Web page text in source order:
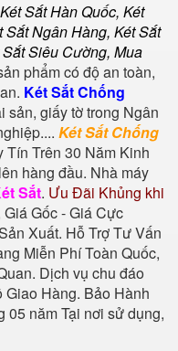
Két Sắt Hàn Quốc, Két
Sắt Ngân Hàng, Két Sắt
Sắt Siêu Cường, Mua
phẩm có độ an toàn,
Két Sắt Chống
sản, giấy tờ trong Ngân
Két Sắt Chống
Trên 30 Năm Kinh
hàng đầu. Nhà máy
Sắt. Ưu Đãi Khủng khi
Gốc - Giá Cực
Xuất. Hỗ Trợ Tư Vấn
Miễn Phí Toàn Quốc,
Dịch vụ chu đáo
Hàng. Bảo Hành
năm Tại nơi sử dụng,